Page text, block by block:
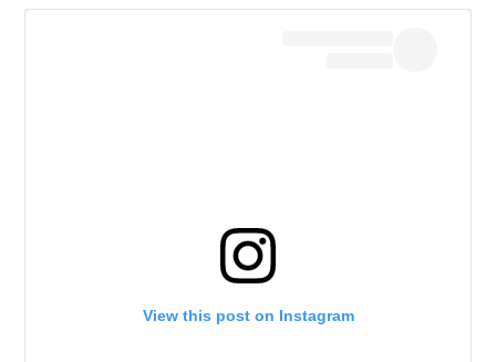
View this post on Instagram